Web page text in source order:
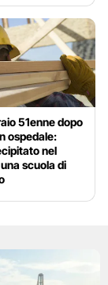
51enne dopo
ospedale:
nel
scuola di